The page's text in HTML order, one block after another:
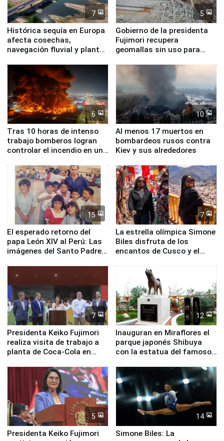
7
Histórica sequía en Europa
afecta cosechas,
navegación fluvial y plantas
5
Gobierno de la presidenta
Fujimori recupera
geomallas sin uso para
Fenómeno El Niño
6
Tras 10 horas de intenso
trabajo bomberos logran
controlar el incendio en una
de Chile
10
Al menos 17 muertos en
bombardeos rusos contra
Kiev y sus alrededores
15
El esperado retorno del
papa León XIV al Perú: Las
imágenes del Santo Padre
7
La estrella olímpica Simone
Biles disfruta de los
encantos de Cusco y el
7
Presidenta Keiko Fujimori
realiza visita de trabajo a
planta de Coca-Cola en
12
Inauguran en Miraflores el
parque japonés Shibuya
con la estatua del famoso
5
Presidenta Keiko Fujimori
14
Simone Biles: La